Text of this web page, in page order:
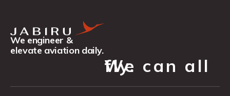
We engineer &
elevate aviation daily.
We can all fly.